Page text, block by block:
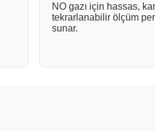
NO gazı için hassas,
tekrarlanabilir ölçüm
sunar.